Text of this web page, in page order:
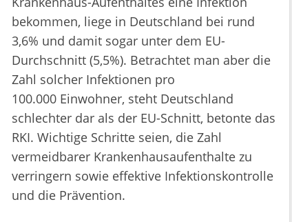
bekommen, liege in Deutschland bei rund
3,6% und damit sogar unter dem EU-
Durchschnitt (5,5%). Betrachtet man aber die
Zahl solcher Infektionen pro
100.000 Einwohner, steht Deutschland
schlechter dar als der EU-Schnitt, betonte das
RKI. Wichtige Schritte seien, die Zahl
vermeidbarer Krankenhausaufenthalte zu
verringern sowie effektive Infektionskontrolle
und die Prävention.